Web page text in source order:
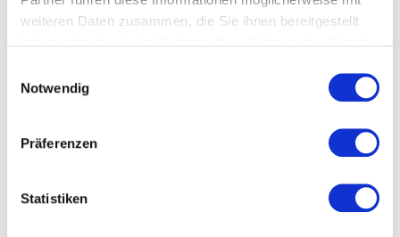
weiteren Daten zusammen, die Sie ihnen bereitgestellt
Cookies, wenn Sie unsere Webseite weiterhin nutzen.
Notwendig
Präferenzen
Statistiken